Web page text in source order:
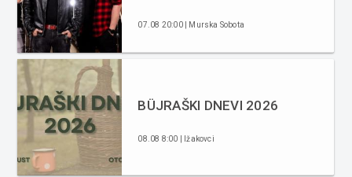
07.08 20:00 | Murska Sobota
BÜJRAŠKI DNEVI 2026
08.08 8:00 | Ižakovci